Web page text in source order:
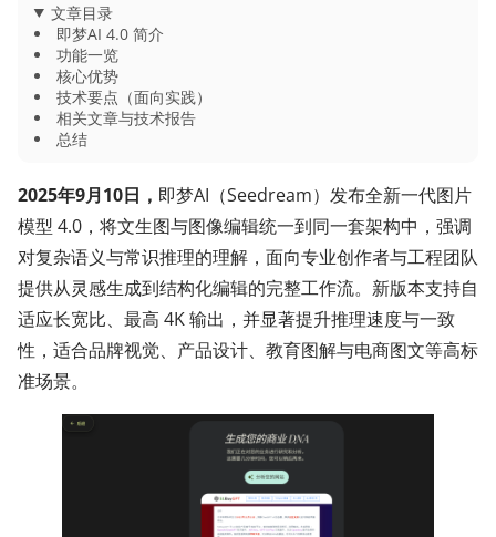
文章目录
即梦AI 4.0 简介
功能一览
核心优势
技术要点（面向实践）
相关文章与技术报告
总结
2025年9月10日， 即梦AI（Seedream）发布全新一代图片
模型 4.0，将文生图与图像编辑统一到同一套架构中，强调
对复杂语义与常识推理的理解，面向专业创作者与工程团队
提供从灵感生成到结构化编辑的完整工作流。新版本支持自
适应长宽比、最高 4K 输出，并显著提升推理速度与一致
性，适合品牌视觉、产品设计、教育图解与电商图文等高标
准场景。